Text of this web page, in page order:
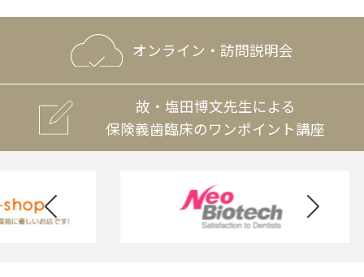
オンライン・訪問説明会
故・塩田博文先生による
保険義歯臨床のワンポイント講座